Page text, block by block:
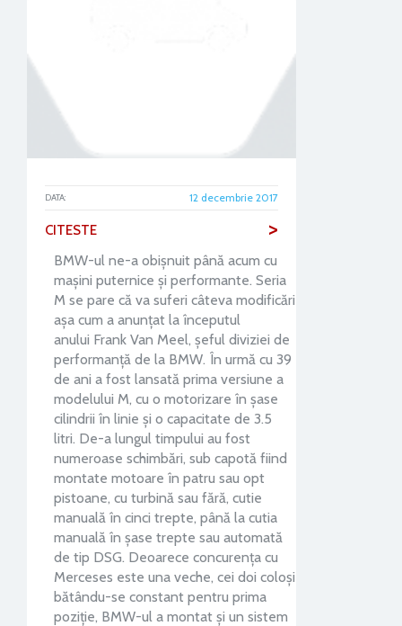
DATA: 12 decembrie 2017
CITESTE >
BMW-ul ne-a obișnuit până acum cu
mașini puternice și performante. Seria
M se pare că va suferi câteva modificări
așa cum a anunțat la începutul
anului Frank Van Meel, șeful diviziei de
performanță de la BMW. În urmă cu 39
de ani a fost lansată prima versiune a
modelului M, cu o motorizare în șase
cilindrii în linie și o capacitate de 3.5
litri. De-a lungul timpului au fost
numeroase schimbări, sub capotă fiind
montate motoare în patru sau opt
pistoane, cu turbină sau fără, cutie
manuală în cinci trepte, până la cutia
manuală în șase trepte sau automată
de tip DSG. Deoarece concurența cu
Merceses este una veche, cei doi coloși
bătându-se constant pentru prima
poziție, BMW-ul a montat și un sistem